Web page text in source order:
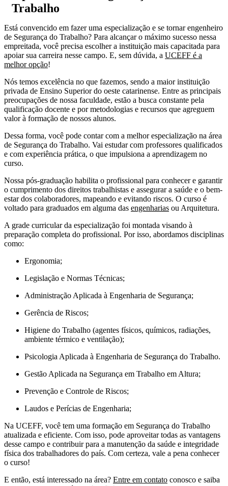
Trabalho
Está convencido em fazer uma especialização e se tornar engenheiro
de Segurança do Trabalho? Para alcançar o máximo sucesso nessa
empreitada, você precisa escolher a instituição mais capacitada para
apoiar sua carreira nesse campo. E, sem dúvida, a UCEFF é a
melhor opção!
Nós temos excelência no que fazemos, sendo a maior instituição
privada de Ensino Superior do oeste catarinense. Entre as principais
preocupações de nossa faculdade, estão a busca constante pela
qualificação docente e por metodologias e recursos que agreguem
valor à formação de nossos alunos.
Dessa forma, você pode contar com a melhor especialização na área
de Segurança do Trabalho. Vai estudar com professores qualificados
e com experiência prática, o que impulsiona a aprendizagem no
curso.
Nossa pós-graduação habilita o profissional para conhecer e garantir
o cumprimento dos direitos trabalhistas e assegurar a saúde e o bem-
estar dos colaboradores, mapeando e evitando riscos. O curso é
voltado para graduados em alguma das engenharias ou Arquitetura.
A grade curricular da especialização foi montada visando à
preparação completa do profissional. Por isso, abordamos disciplinas
como:
Ergonomia;
Legislação e Normas Técnicas;
Administração Aplicada à Engenharia de Segurança;
Gerência de Riscos;
Higiene do Trabalho (agentes físicos, químicos, radiações,
ambiente térmico e ventilação);
Psicologia Aplicada à Engenharia de Segurança do Trabalho.
Gestão Aplicada na Segurança em Trabalho em Altura;
Prevenção e Controle de Riscos;
Laudos e Perícias de Engenharia;
Na UCEFF, você tem uma formação em Segurança do Trabalho
atualizada e eficiente. Com isso, pode aproveitar todas as vantagens
desse campo e contribuir para a manutenção da saúde e integridade
física dos trabalhadores do país. Com certeza, vale a pena conhecer
o curso!
E então, está interessado na área? Entre em contato conosco e saiba